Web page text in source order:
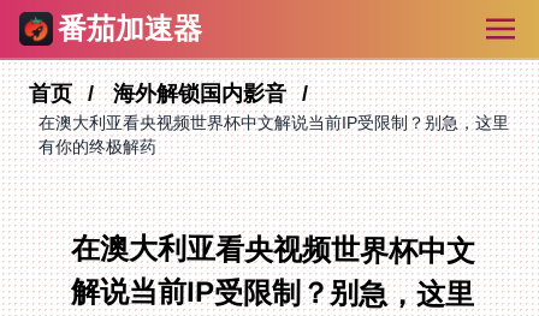
番茄加速器
首页 海外解锁国内影音
在澳大利亚看央视频世界杯中文解说当前IP受限制？别急，这里
有你的终极解药
在澳大利亚看央视频世界杯中文
解说当前IP受限制？别急，这里